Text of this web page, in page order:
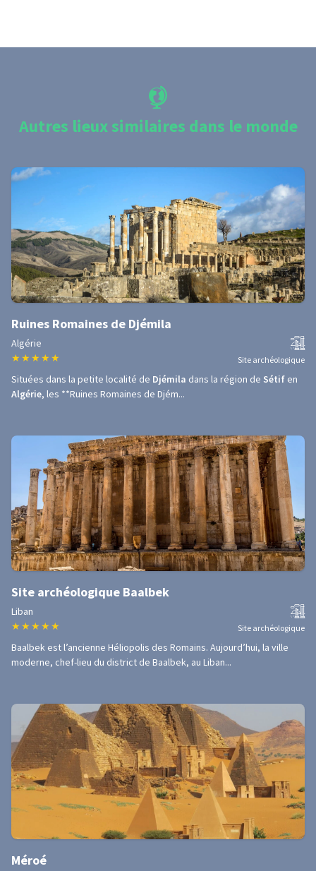
Autres lieux similaires dans le monde
Ruines Romaines de Djémila
Algérie
★ ★ ★ ★ ★ Site archéologique
Situées dans la petite localité de Djémila dans la région de Sétif en
Algérie, les **Ruines Romaines de Djém...
Site archéologique Baalbek
Liban
★ ★ ★ ★ ★ Site archéologique
Baalbek est l’ancienne Héliopolis des Romains. Aujourd’hui, la ville
moderne, chef-lieu du district de Baalbek, au Liban...
Méroé